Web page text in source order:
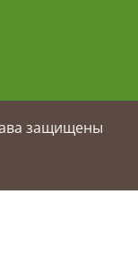
защищены